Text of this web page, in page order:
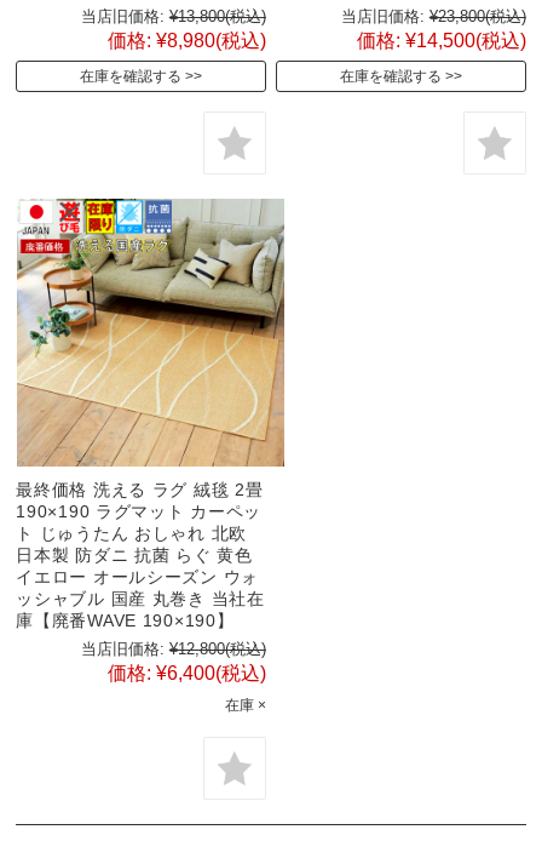
当店旧価格: ¥13,800(税込)
価格: ¥8,980(税込)
在庫を確認する
当店旧価格: ¥23,800(税込)
価格: ¥14,500(税込)
在庫を確認する
最終価格 洗える ラグ 絨毯 2畳
190×190 ラグマット カーペッ
ト じゅうたん おしゃれ 北欧
日本製 防ダニ 抗菌 らぐ 黄色
イエロー オールシーズン ウォ
ッシャブル 国産 丸巻き 当社在
庫【廃番WAVE 190×190】
当店旧価格: ¥12,800(税込)
価格: ¥6,400(税込)
在庫 ×